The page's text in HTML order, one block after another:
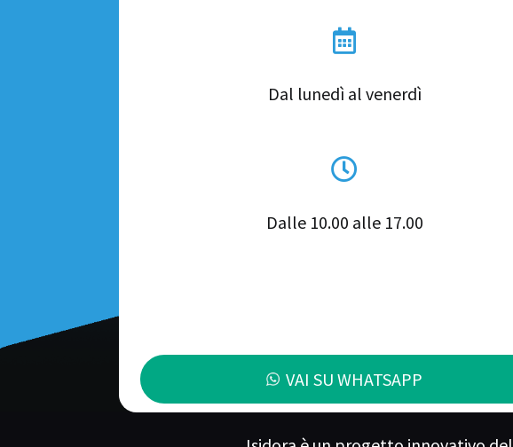

Dal lunedì al venerdì

Dalle 10.00 alle 17.00
VAI SU WHATSAPP